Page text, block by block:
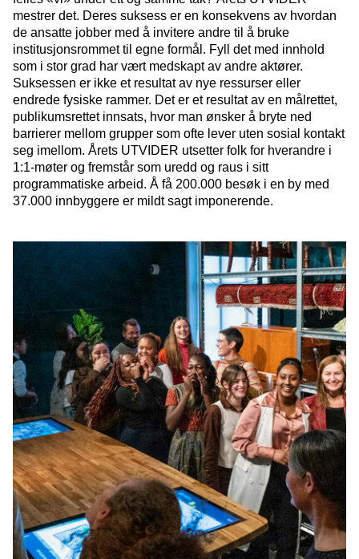
mestrer det. Deres suksess er en konsekvens av hvordan
de ansatte jobber med å invitere andre til å bruke
institusjonsrommet til egne formål. Fyll det med innhold
som i stor grad har vært medskapt av andre aktører.
Suksessen er ikke et resultat av nye ressurser eller
endrede fysiske rammer. Det er et resultat av en målrettet,
publikumsrettet innsats, hvor man ønsker å bryte ned
barrierer mellom grupper som ofte lever uten sosial kontakt
seg imellom. Årets UTVIDER utsetter folk for hverandre i
1:1-møter og fremstår som uredd og raus i sitt
programmatiske arbeid. Å få 200.000 besøk i en by med
37.000 innbyggere er mildt sagt imponerende.